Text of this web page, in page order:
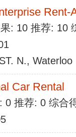
Rent-
: 10 推荐: 10
N., Waterloo
Car Rental
0 推荐: 0 综合